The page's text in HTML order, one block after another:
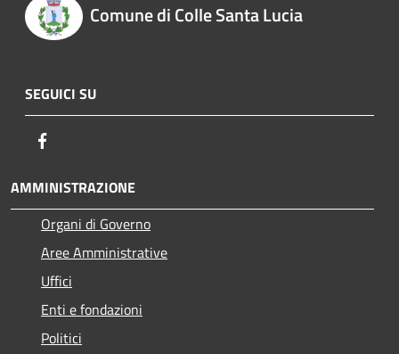
Comune di Colle Santa Lucia
SEGUICI SU
AMMINISTRAZIONE
Organi di Governo
Aree Amministrative
Uffici
Enti e fondazioni
Politici